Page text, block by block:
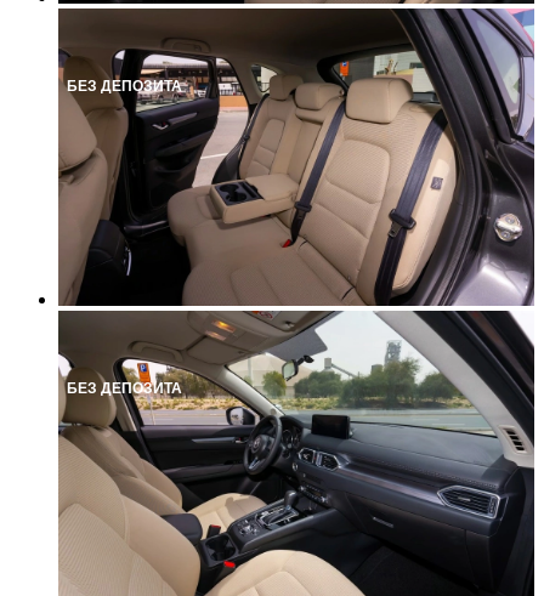
БЕЗ ДЕПОЗИТА
БЕЗ ДЕПОЗИТА